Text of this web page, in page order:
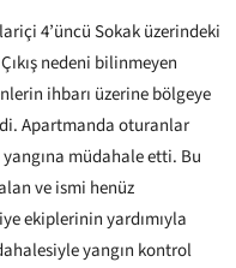
4’üncü Sokak üzerindeki
nedeni bilinmeyen
ihbarı üzerine bölgeye
Apartmanda oturanlar
müdahale etti. Bu
ve ismi henüz
ekiplerinin yardımıyla
yangın kontrol